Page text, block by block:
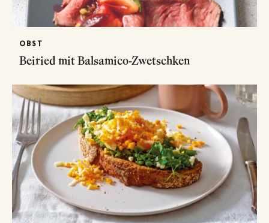
OBST
Beiried mit Balsamico-Zwetschken